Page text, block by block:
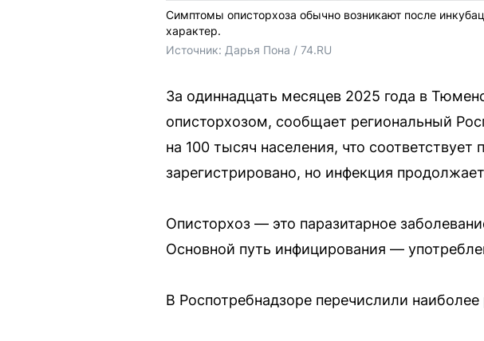
Симптомы описторхоза обычно возникают после
характер.
Источник: Дарья Пона / 74.RU
За одиннадцать месяцев 2025 года в
описторхозом, сообщает региональный
на 100 тысяч населения, что
зарегистрировано, но инфекция
Описторхоз — это паразитарное
Основной путь инфицирования —
В Роспотребнадзоре перечислили